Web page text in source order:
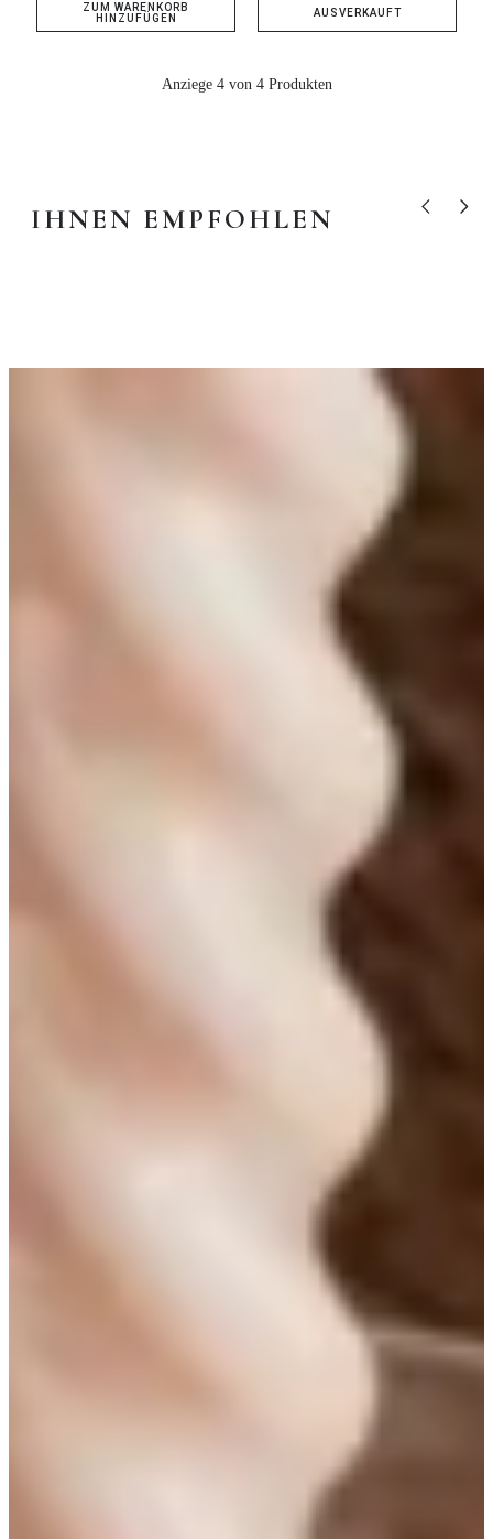
ZUM WARENKORB
HINZUFÜGEN
AUSVERKAUFT
Anziege 4 von 4 Produkten
IHNEN EMPFOHLEN Vorheriges